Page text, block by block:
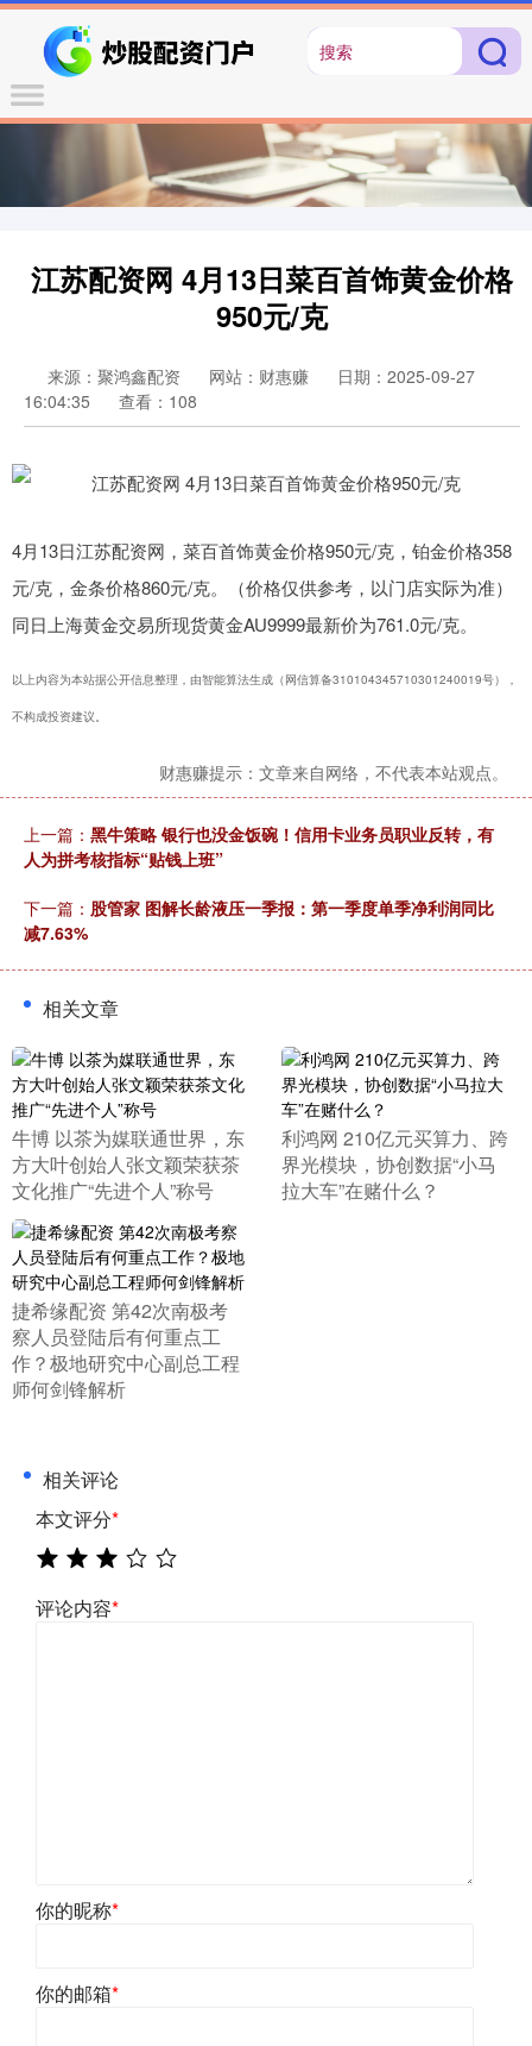
江苏配资网 4月13日菜百首饰黄金价格
950元/克
来源：聚鸿鑫配资 网站：财惠赚
日期：2025-09-27
16:04:35
查看：108
4月13日江苏配资网，菜百首饰黄金价格950元/克，铂金价格358
元/克，金条价格860元/克。（价格仅供参考，以门店实际为准）
同日上海黄金交易所现货黄金AU9999最新价为761.0元/克。
以上内容为本站据公开信息整理，由智能算法生成（网信算备310104345710301240019号），
不构成投资建议。
财惠赚提示：文章来自网络，不代表本站观点。
上一篇： 黑牛策略 银行也没金饭碗！信用卡业务员职业反转，有
人为拼考核指标“贴钱上班”
下一篇： 股管家 图解长龄液压一季报：第一季度单季净利润同比
减7.63%
相关文章
​牛博 以茶为媒联通世界，东
方大叶创始人张文颖荣获茶
文化推广“先进个人”称号
​利鸿网 210亿元买算力、跨
界光模块，协创数据“小马
拉大车”在赌什么？
​捷希缘配资 第42次南极考
察人员登陆后有何重点工
作？极地研究中心副总工程
师何剑锋解析
相关评论
本文评分*
评论内容*
你的昵称*
你的邮箱*